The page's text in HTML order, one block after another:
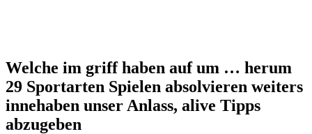
Welche im griff haben auf um … herum
29 Sportarten Spielen absolvieren weiters
innehaben unser Anlass, alive Tipps
abzugeben